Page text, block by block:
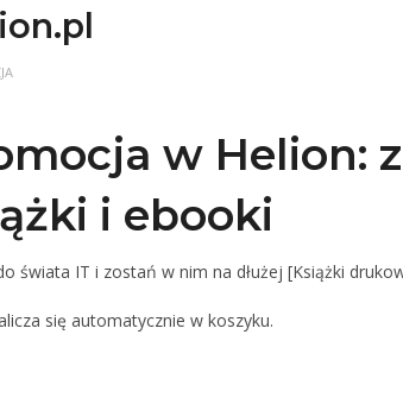
w Helion:
i ebooki
świata IT i zostań w nim na dłużej [Książki
się automatycznie w koszyku.